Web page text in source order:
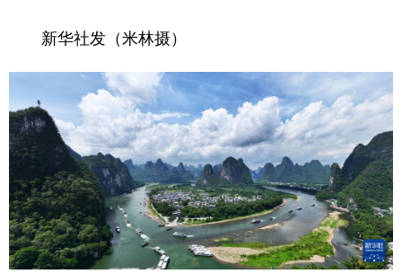
地方频道
北京 天津 河北 山西
辽宁 吉林 上海 江苏
浙江 安徽 福建 江西
新华社发（米林摄）